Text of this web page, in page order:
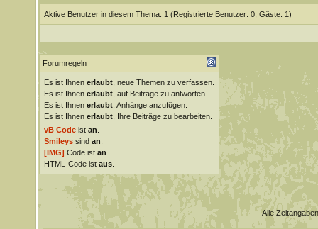
Aktive Benutzer in diesem Thema: 1 (Registrierte Benutzer: 0, Gäste: 1)
Forumregeln
Es ist Ihnen erlaubt, neue Themen zu verfassen.
Es ist Ihnen erlaubt, auf Beiträge zu antworten.
Es ist Ihnen erlaubt, Anhänge anzufügen.
Es ist Ihnen erlaubt, Ihre Beiträge zu bearbeiten.
vB Codeist an
Smileyssind an
[IMG] Code ist an
HTML-Code ist aus.
Alle